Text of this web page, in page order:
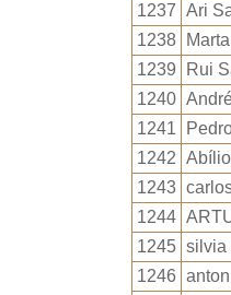
1237 Ari
1238
1239
Rui
1240
1241
1242
1243
1244
1245 silvia
1246